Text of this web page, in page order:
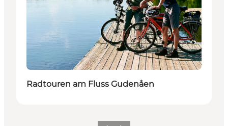
Radtouren am Fluss Gudenåen